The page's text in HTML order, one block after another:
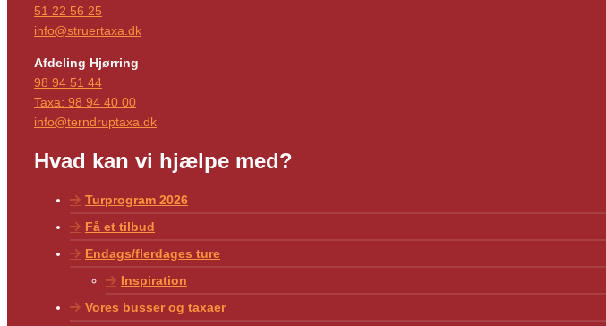
51 22 56 25
info@struertaxa.dk
Afdeling Hjørring
98 94 51 44
Taxa: 98 94 40 00
info@terndruptaxa.dk
Hvad kan vi hjælpe med?
Turprogram 2026
Få et tilbud
Endags/flerdages ture
Inspiration
Vores busser og taxaer